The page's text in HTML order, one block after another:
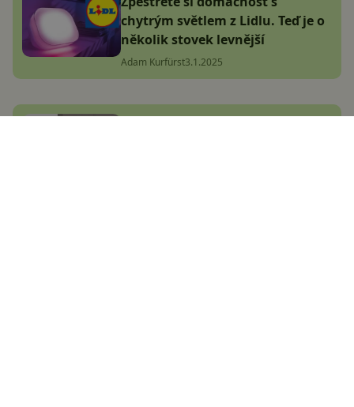
chytrým světlem z Lidlu. Teď je o
několik stovek levnější
Adam Kurfürst3.1.2025